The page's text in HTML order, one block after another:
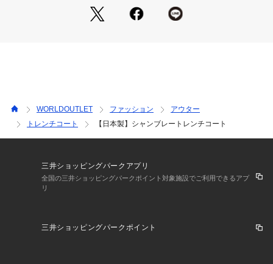
通勤用として、またデイリー使いでも着用頂け、幅広く活躍し
※裏地：半裏仕立て
WORLDOUTLET ファッション
アウター
トレンチコート
【日本製】シャンブレートレンチコート
三井ショッピングパークアプリ
全国の三井ショッピングパークポイント対象施設でご利用できるアプ
リ
三井ショッピングパークポイント